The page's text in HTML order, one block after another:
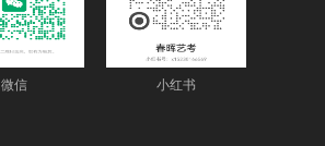
微信 小红书